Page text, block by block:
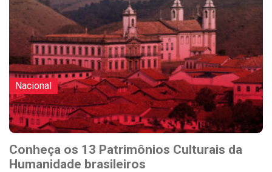
Nacional
Conheça os 13 Patrimônios Culturais da
Humanidade brasileiros